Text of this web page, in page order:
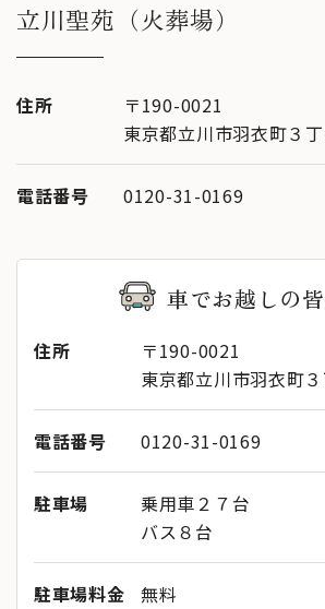
立川聖苑（火葬場）
住所
〒190-0021
東京都立川市羽衣町３
電話番号 0120-31-0169
車でお越しの
住所
〒190-0021
東京都立川市羽衣町
電話番号 0120-31-0169
駐車場
乗用車２７台
バス８台
駐車場料金 無料